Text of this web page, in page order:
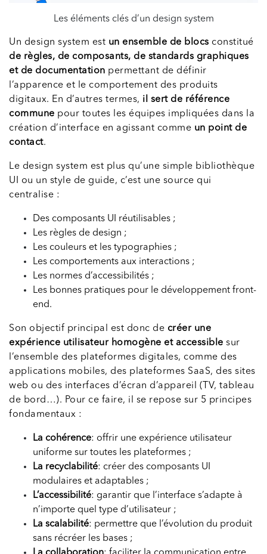
Les éléments clés d’un design system
Un design system est un ensemble de blocs constitué
de règles, de composants, de standards graphiques
et de documentation permettant de définir
l’apparence et le comportement des produits
digitaux. En d’autres termes, il sert de référence
commune pour toutes les équipes impliquées dans la
création d’interface en agissant comme un point de
contact.
Le design system est plus qu’une simple bibliothèque
UI ou un style de guide, c’est une source qui
centralise :
Des composants UI réutilisables ;
Les règles de design ;
Les couleurs et les typographies ;
Les comportements aux interactions ;
Les normes d’accessibilités ;
Les bonnes pratiques pour le développement front-
end.
Son objectif principal est donc de créer une
expérience utilisateur homogène et accessible sur
l’ensemble des plateformes digitales, comme des
applications mobiles, des plateformes SaaS, des sites
web ou des interfaces d’écran d’appareil (TV, tableau
de bord…). Pour ce faire, il se repose sur 5 principes
fondamentaux :
La cohérence: offrir une expérience utilisateur
uniforme sur toutes les plateformes ;
La recyclabilité: créer des composants UI
modulaires et adaptables ;
L’accessibilité: garantir que l’interface s’adapte à
n’importe quel type d’utilisateur ;
La scalabilité: permettre que l’évolution du produit
sans récréer les bases ;